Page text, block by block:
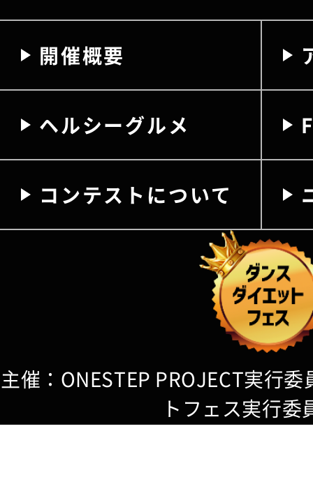
主催：ONESTEP PROJECT実行
トフェス実行委
開催概要
ヘルシーグルメ
コンテストについて